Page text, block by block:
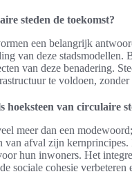
steden de toekomst?
een belangrijk
van deze stadsmodellen.
van deze benadering.
te voldoen, zonder
hoeksteen van circulaire
meer dan een
van afval zijn
hun inwoners. Het
sociale cohesie